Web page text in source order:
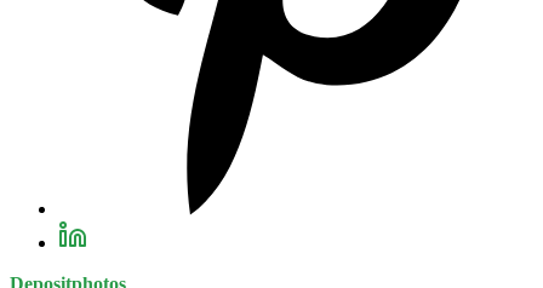
Depositphotos